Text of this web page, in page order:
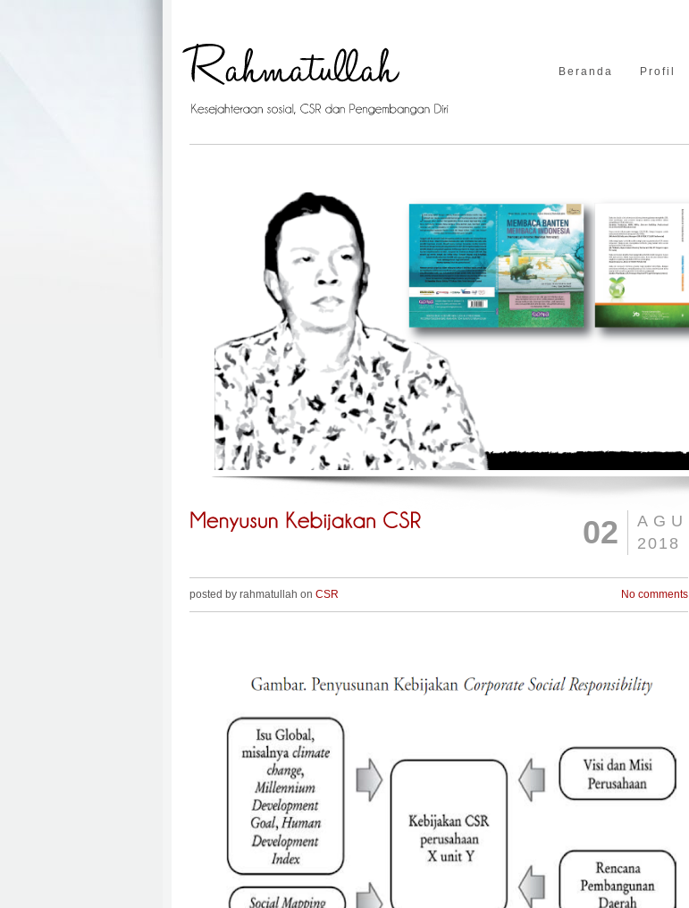
Beranda Profil
AGU
2018
02
posted by rahmatullah on CSR No comments